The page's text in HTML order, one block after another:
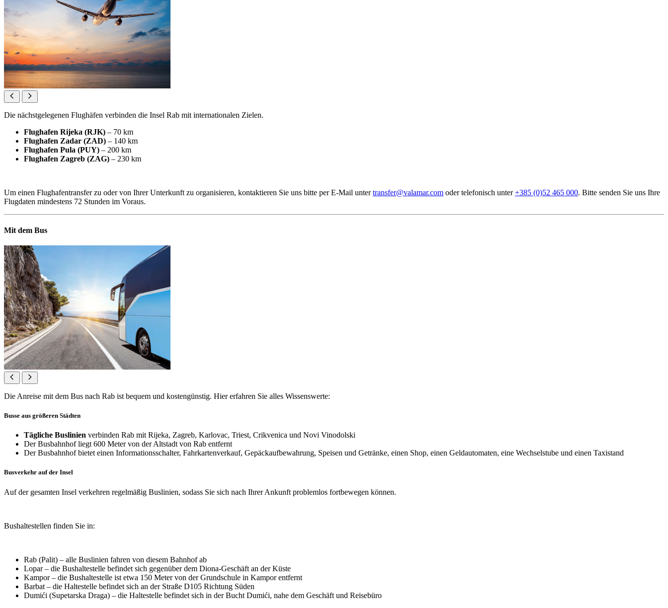
Die nächstgelegenen Flughäfen verbinden die Insel Rab mit internationalen Zielen.
Flughafen Rijeka (RJK) – 70 km
Flughafen Zadar (ZAD) – 140 km
Flughafen Pula (PUY) – 200 km
Flughafen Zagreb (ZAG) – 230 km
Um einen Flughafentransfer zu oder von Ihrer Unterkunft zu organisieren, kontaktieren Sie uns bitte per E-Mail untertransfer@valamar.com oder telefonisch unter+385 (0)52 465 000. Bitte senden Sie uns Ihre
Flugdaten mindestens 72 Stunden im Voraus.
Mit dem Bus
Die Anreise mit dem Bus nach Rab ist bequem und kostengünstig. Hier erfahren Sie alles Wissenswerte:
Busse aus größeren Städten
Tägliche Buslinien verbinden Rab mit Rijeka, Zagreb, Karlovac, Triest, Crikvenica und Novi Vinodolski
Der Busbahnhof liegt 600 Meter von der Altstadt von Rab entfernt
Der Busbahnhof bietet einen Informationsschalter, Fahrkartenverkauf, Gepäckaufbewahrung, Speisen und Getränke, einen Shop, einen Geldautomaten, eine Wechselstube und einen Taxistand
Busverkehr auf der Insel
Auf der gesamten Insel verkehren regelmäßig Buslinien, sodass Sie sich nach Ihrer Ankunft problemlos fortbewegen können.
Bushaltestellen finden Sie in:
Rab (Palit) – alle Buslinien fahren von diesem Bahnhof ab
Lopar – die Bushaltestelle befindet sich gegenüber dem Diona-Geschäft an der Küste
Kampor – die Bushaltestelle ist etwa 150 Meter von der Grundschule in Kampor entfernt
Barbat – die Haltestelle befindet sich an der Straße D105 Richtung Süden
Dumići (Supetarska Draga) – die Haltestelle befindet sich in der Bucht Dumići, nahe dem Geschäft und Reisebüro